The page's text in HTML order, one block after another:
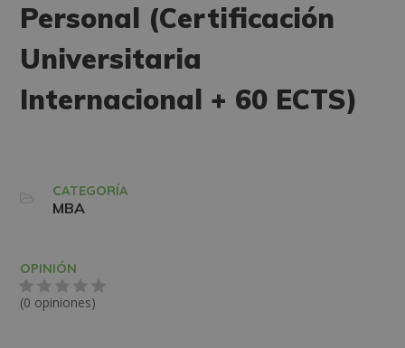
Personal (Certificación
Universitaria
Internacional + 60 ECTS)
CATEGORÍA
MBA
OPINIÓN
(0 opiniones)